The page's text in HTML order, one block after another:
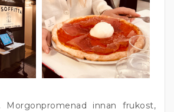
Morgonpromenad innan frukost,